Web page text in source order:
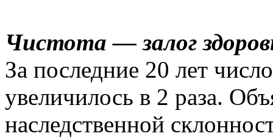
Чистота — залог
За последние 20 лет
увеличилось в 2 раза.
наследственной